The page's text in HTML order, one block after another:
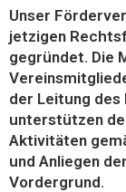
Unser
jetzigen
gegründet. Die
der Leitung des
unterstützen
Aktivitäten
und Anliegen
Vordergrund.